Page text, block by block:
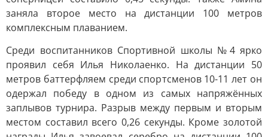
заняла второе место на дистанции 100 метров
комплексным плаванием.
Среди воспитанников Спортивной школы №4 ярко
проявил себя Илья Николаенко. На дистанции 50
метров баттерфляем среди спортсменов 10-11 лет он
одержал победу в одном из самых напряжённых
заплывов турнира. Разрыв между первым и вторым
местом составил всего 0,26 секунды. Кроме золотой